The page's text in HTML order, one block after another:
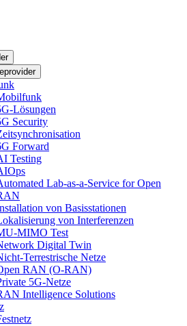
Lösungen
Security
Forward
Testing
Lab-as-a-Service for Open
von Basisstationen
von Interferenzen
MIMO Test
Digital Twin
Terrestrische Netze
RAN (O-RAN)
5G-Netze
Intelligence Solutions